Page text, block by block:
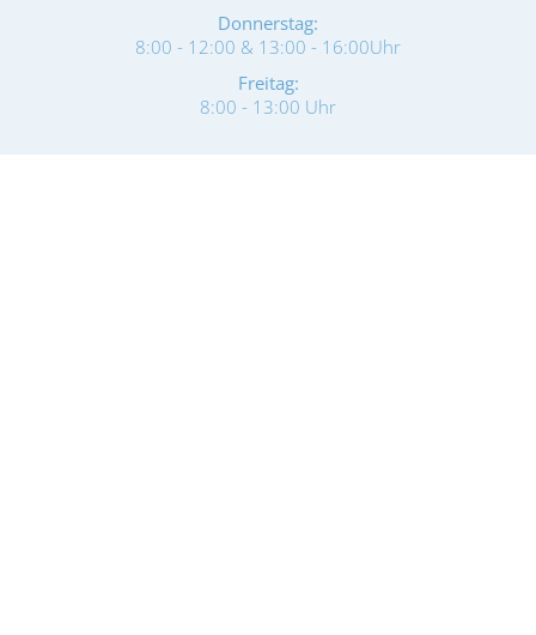
Donnerstag:
8:00 - 12:00 & 13:00 - 16:00Uhr
Freitag:
8:00 - 13:00 Uhr